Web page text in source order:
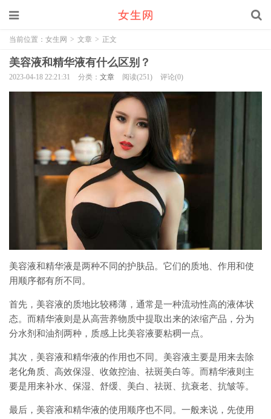
当前位置： 女生网 > 文章 > 正文
美容液和精华液有什么区别？
2023-04-18 22:21:31 分类： 文章 阅读(251) 评论(0)
美容液和精华液是两种不同的护肤品。它们的质地、作用和使
用顺序都有所不同。
首先，美容液的质地比较稀薄，通常是一种流动性高的液体状
态。而精华液则是从高营养物质中提取出来的浓缩产品，分为
分水剂和油剂两种，质感上比美容液要粘稠一点。
其次，美容液和精华液的作用也不同。美容液主要是用来去除
老化角质、高效保湿、收敛控油、祛斑美白等。而精华液则主
要是用来补水、保湿、舒缓、美白、祛斑、抗衰老、抗皱等。
最后，美容液和精华液的使用顺序也不同。一般来说，先使用